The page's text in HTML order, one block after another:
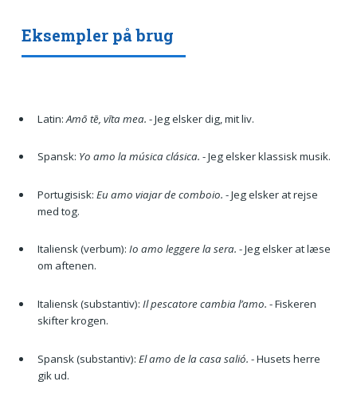
Eksempler på brug
Latin: Amō tē, vīta mea. - Jeg elsker dig, mit liv.
Spansk: Yo amo la música clásica. - Jeg elsker klassisk musik.
Portugisisk: Eu amo viajar de comboio. - Jeg elsker at rejse
med tog.
Italiensk (verbum): Io amo leggere la sera. - Jeg elsker at læse
om aftenen.
Italiensk (substantiv): Il pescatore cambia l’amo. - Fiskeren
skifter krogen.
Spansk (substantiv): El amo de la casa salió. - Husets herre
gik ud.